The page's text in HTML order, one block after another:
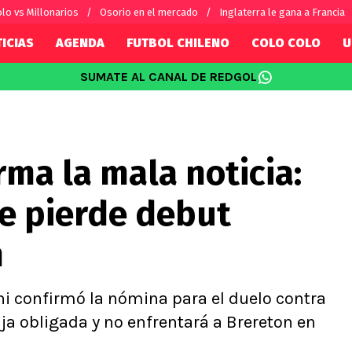
vs Millonarios Osorio en el mercado Inglaterra le gana a Francia
por el mundo
Fútbol Argentino
Fútbol Brasileño
Conference
Ligue 1
AGENDA FUTBOL CHILENO COLO COLO
SUMATE AL CANAL DE REDGOL
la mala noticia:
pierde debut
confirmó la nómina para el duelo contra
obligada y no enfrentará a Brereton en